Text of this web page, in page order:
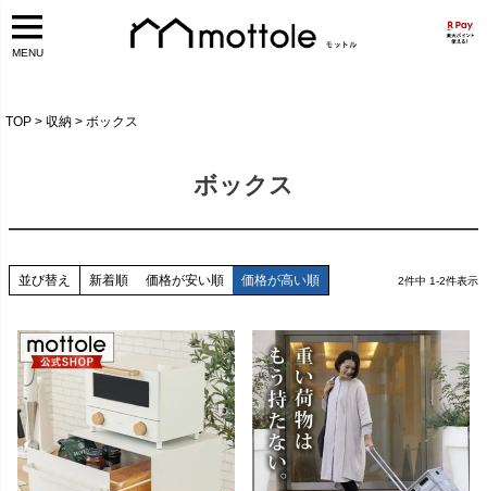
MENU
TOP 収納 ボックス
ボックス
並び替え 新着順 価格が安い順 価格が高い順 2件中 1-2件表示